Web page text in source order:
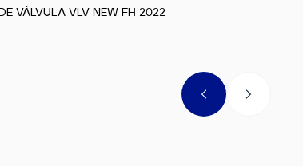
VÁLVULA VLV NEW FH 2022